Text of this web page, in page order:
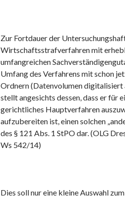
Zur Fortdauer der
Wirtschaftsstrafverfahren mit
umfangreichen
Umfang des Verfahrens mit schon
Ordnern (Datenvolumen
stellt angesichts dessen, dass er für
gerichtliches Hauptverfahren
aufzubereiten ist, einen solchen
des § 121 Abs. 1 StPO dar. (OLG
Ws 542/14)
Dies soll nur eine kleine Auswahl